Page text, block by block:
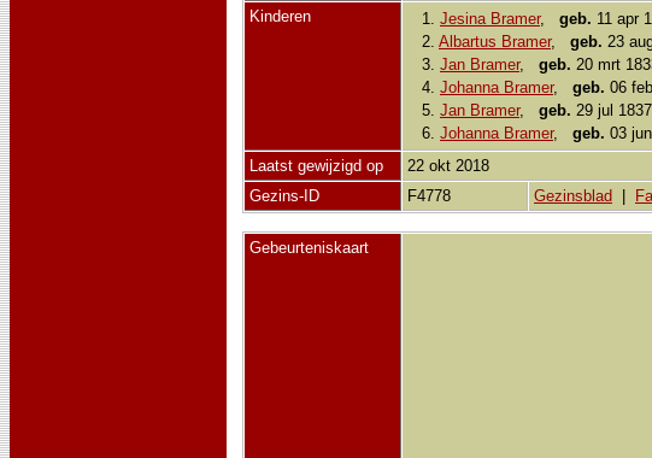
Kinderen 1. Jesina Bramer, geb. 11 apr
2. Albartus Bramer, geb. 23
3. Jan Bramer, geb. 20 mrt
4. Johanna Bramer, geb. 06
5. Jan Bramer, geb. 29 jul
6. Johanna Bramer, geb. 03
Laatst gewijzigd op
22 okt 2018
Gezins-ID
F4778 Gezinsblad
Gebeurteniskaart